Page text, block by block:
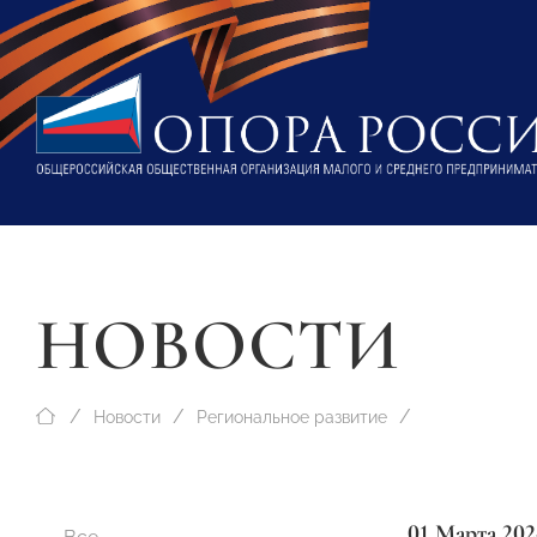
НОВОСТИ
Новости Региональное развитие